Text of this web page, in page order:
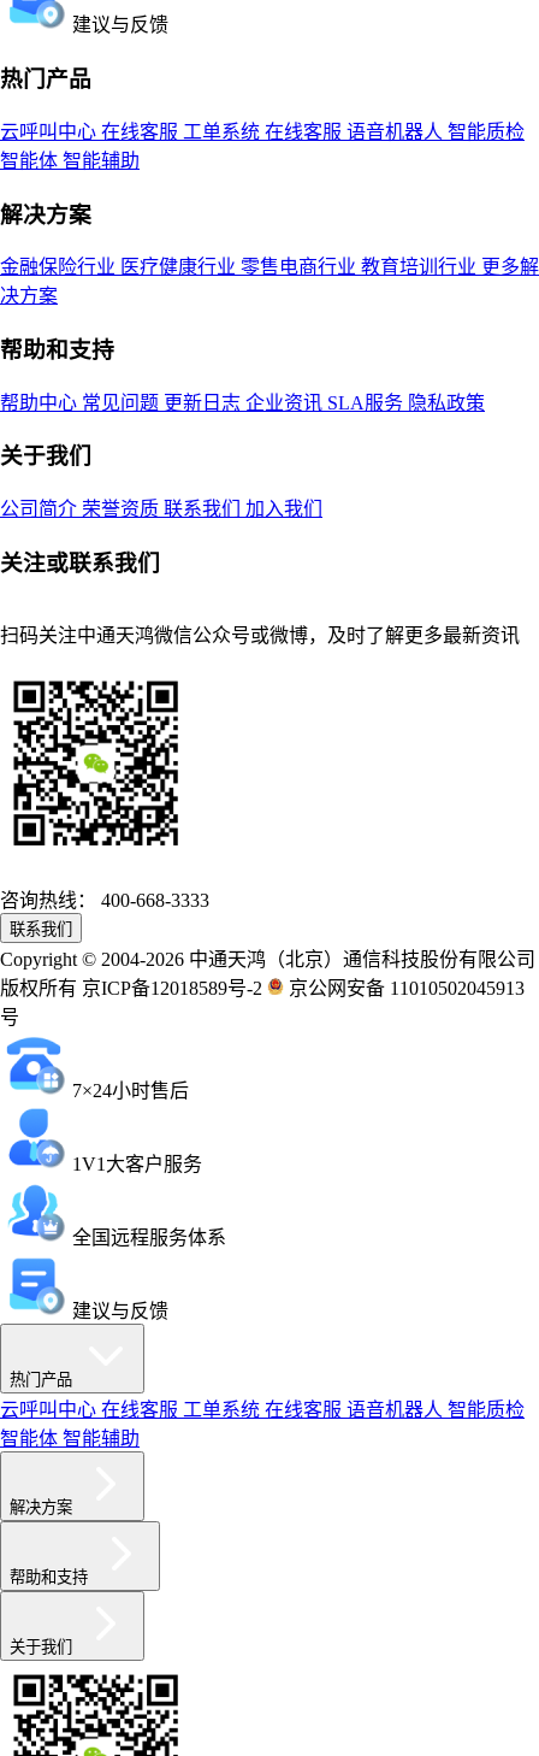
建议与反馈
热门产品
云呼叫中心 在线客服 工单系统 在线客服 语音机器人 智能质检
智能体 智能辅助
解决方案
金融保险行业 医疗健康行业 零售电商行业 教育培训行业 更多解
决方案
帮助和支持
帮助中心 常见问题 更新日志 企业资讯 SLA服务 隐私政策
关于我们
公司简介 荣誉资质 联系我们 加入我们
关注或联系我们
扫码关注中通天鸿微信公众号或微博，及时了解更多最新资讯
咨询热线： 400-668-3333
联系我们
Copyright © 2004-2026 中通天鸿（北京）通信科技股份有限公司
版权所有 京ICP备12018589号-2
京公网安备 11010502045913
号
7×24小时售后
1V1大客户服务
全国远程服务体系
建议与反馈
热门产品
云呼叫中心 在线客服 工单系统 在线客服 语音机器人 智能质检
智能体 智能辅助
解决方案
帮助和支持
关于我们